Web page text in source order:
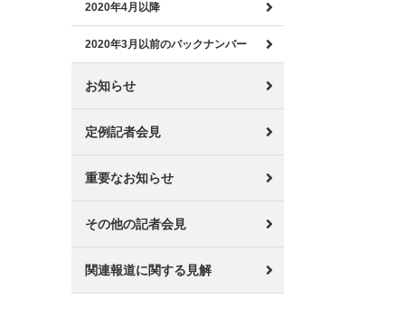
2020年4月以降
2020年3月以前のバックナンバー
お知らせ
定例記者会見
重要なお知らせ
その他の記者会見
関連報道に関する見解